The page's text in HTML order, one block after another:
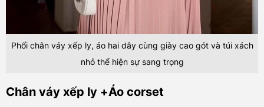
Phối chân váy xếp ly, áo hai dây cùng giày cao gót và túi xách
nhỏ thể hiện sự sang trọng
Chân váy xếp ly +Áo corset